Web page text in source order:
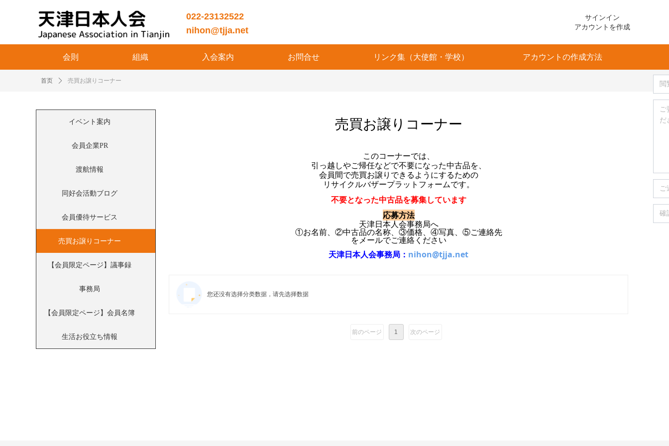
会則 組織 入会案内 お問合せ リンク集（大使館・学校） アカウントの作成方法
サインイン
アカウントを作成
022-23132522
nihon@tjja.net
首页 ꄲ 売買お譲りコーナー
売買お譲りコーナー
イベント案内
会員企業PR
渡航情報
同好会活動ブログ
会員優待サービス
売買お譲りコーナー
【会員限定ページ】議事録
事務局
【会員限定ページ】会員名簿
生活お役立ち情報
このコーナーでは、
引っ越しやご帰任などで不要になった中古品を、
会員間で売買お譲りできるようにするための
リサイクルバザープラットフォームです。
不要となった中古品を募集しています
応募方法
天津日本人会事務局へ
①お名前、②中古品の名称、③価格、④写真、⑤ご連絡先
をメールでご連絡ください
天津日本人会事務局： nihon@tjja.net
您还没有选择分类数据，请先选择数据
前のページ 1 次のページ